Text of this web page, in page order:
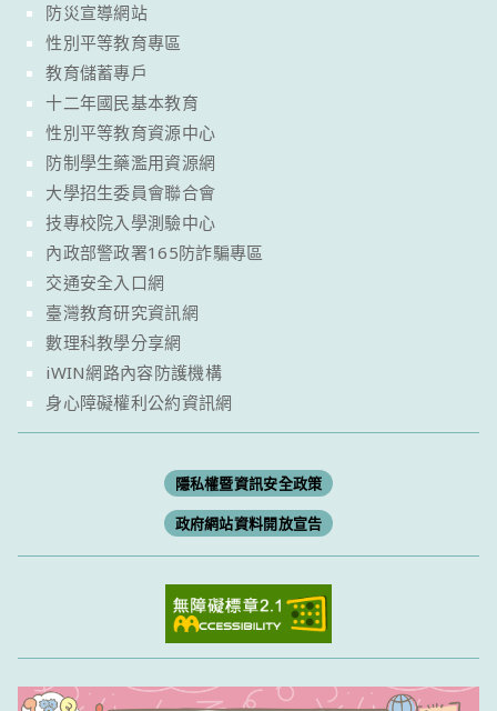
防災宣導網站
性別平等教育專區
教育儲蓄專戶
十二年國民基本教育
性別平等教育資源中心
防制學生藥濫用資源網
大學招生委員會聯合會
技專校院入學測驗中心
內政部警政署165防詐騙專區
交通安全入口網
臺灣教育研究資訊網
數理科教學分享網
iWIN網路內容防護機構
身心障礙權利公約資訊網
隱私權暨資訊安全政策
政府網站資料開放宣告